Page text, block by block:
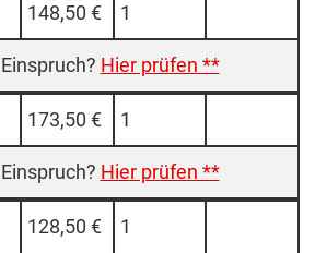
148,50 € 1
Hier prüfen **
173,50 € 1
Hier prüfen **
128,50 € 1